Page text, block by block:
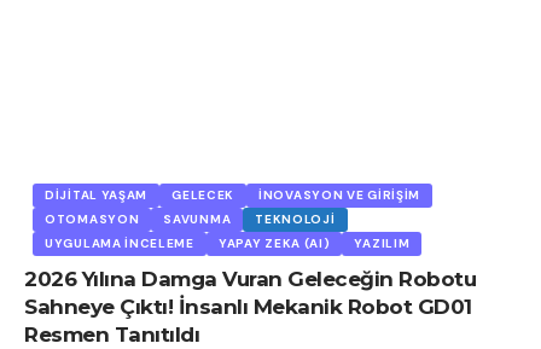
DIJITAL YAŞAM GELECEK
İNOVASYON VE GIRIŞIM
OTOMASYON
SAVUNMA
TEKNOLOJI
UYGULAMA İNCELEME
YAPAY ZEKA (AI) YAZILIM
2026 Yılına Damga Vuran Geleceğin Robotu
Sahneye Çıktı! İnsanlı Mekanik Robot GD01
Resmen Tanıtıldı